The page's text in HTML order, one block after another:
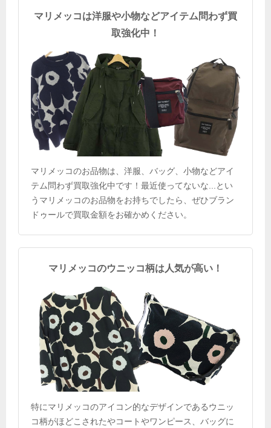
マリメッコは洋服や小物などアイテム問わず買
取強化中！
マリメッコのお品物は、洋服、バッグ、小物などアイ
テム問わず買取強化中です！最近使ってないな...とい
うマリメッコのお品物をお持ちでしたら、ぜひブラン
ドゥールで買取金額をお確かめください。
マリメッコのウニッコ柄は人気が高い！
特にマリメッコのアイコン的なデザインであるウニッ
コ柄がほどこされたやコートやワンピース、バッグに